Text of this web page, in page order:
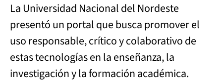
La Universidad Nacional del Nordeste
presentó un portal que busca promover el
uso responsable, crítico y colaborativo de
estas tecnologías en la enseñanza, la
investigación y la formación académica.